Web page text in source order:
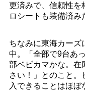
更済みで、信頼性を
ロシートも装備済み
ちなみに東海カーズ
中。「全部で9台あ
部ベビカマかな。在
さい！」とのこと
入できることはほ